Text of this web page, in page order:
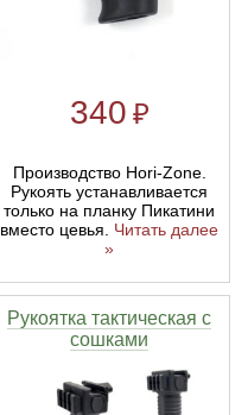
340 ₽
Производство Hori-Zone.
Рукоять устанавливается
только на планку Пикатини
вместо цевья. Читать далее
»
Рукоятка тактическая с
сошками